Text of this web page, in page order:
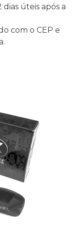
úteis após a
com o CEP e